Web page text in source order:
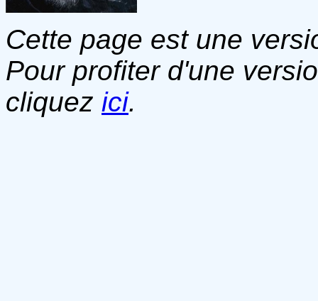
Cette page est une
Pour profiter d'une
cliquez ici.